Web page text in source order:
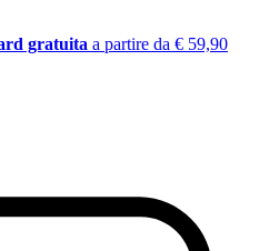
gratuita a partire da € 59,90